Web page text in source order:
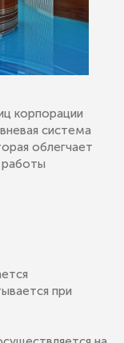
корпорации
система
облегчает
работы
при